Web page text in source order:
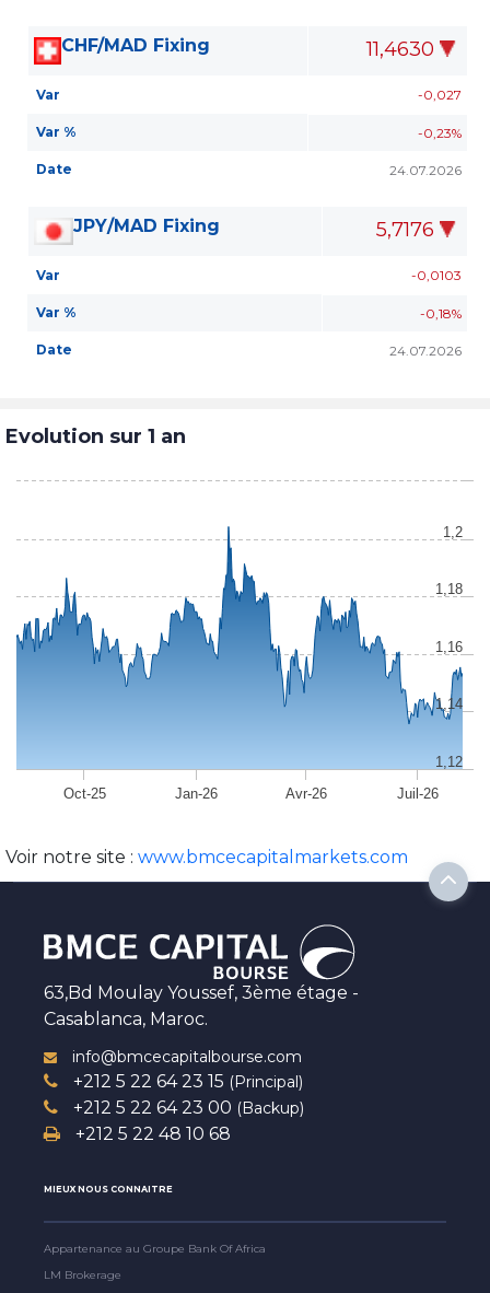
CHF/MAD Fixing 11,4630
Var -0,027
Var % -0,23%
Date 24.07.2026
JPY/MAD Fixing 5,7176
Var -0,0103
Var % -0,18%
Date 24.07.2026
Evolution sur 1 an
Oct-25 Jan-26 Avr-26 Juil-26
1,12
1,14
1,16
1,18
1,2
Voir notre site : www.bmcecapitalmarkets.com
63,Bd Moulay Youssef, 3ème étage -
Casablanca, Maroc.
info@bmcecapitalbourse.com
+212 5 22 64 23 15 (Principal)
+212 5 22 64 23 00 (Backup)
+212 5 22 48 10 68
MIEUX NOUS CONNAITRE
Appartenance au Groupe Bank Of Africa
LM Brokerage